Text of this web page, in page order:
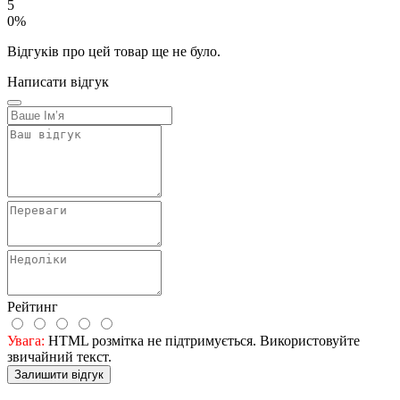
5
0%
Відгуків про цей товар ще не було.
Написати відгук
Рейтинг
Увага: HTML розмітка не підтримується. Використовуйте
звичайний текст.
Залишити відгук